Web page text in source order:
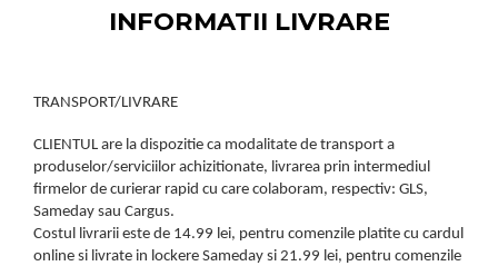
Cana Perfectă cu Poză, Nume,
Text sau Logo
Pusculite personalizate
Cutii de vin personalizate
Brelocuri Personalizate
Brichete Personalizate
Puzzle Personalizat
Cana Pescar
Cadouri Copii
Cadouri pentru Mama
Cadouri pentru Tata
Cadouri pentru Bunici
Cadouri pentru Nasi
Cadouri pentru Fini
1 Iunie - Ziua Copilului
Back to School
INFORMATII LIVRARE
TRANSPORT/LIVRARE
CLIENTUL are la dispozitie ca modalitate de transport a
produselor/serviciilor achizitionate, livrarea prin intermediul
firmelor de curierar rapid cu care colaboram, respectiv: GLS,
Sameday sau Cargus.
Costul livrarii este de 14.99 lei, pentru comenzile platite cu cardul
online si livrate in lockere Sameday si 21.99 lei, pentru comenzile